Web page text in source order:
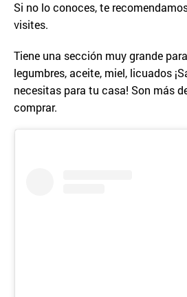
Si no lo conoces, te
visites.
Tiene una sección muy grande
legumbres, aceite, miel, licuados
necesitas para tu casa! Son más
comprar.